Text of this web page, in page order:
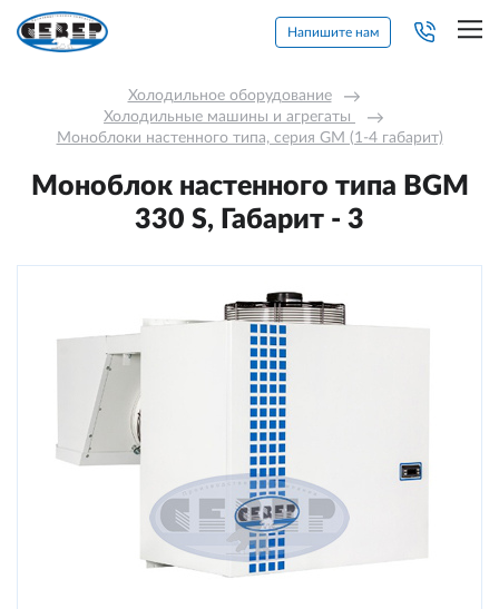
Напишите нам
Холодильное оборудование →
Холодильные машины и агрегаты →
Моноблоки настенного типа, серия GM (1-4 габарит)
Моноблок настенного типа BGM
330 S, Габарит - 3